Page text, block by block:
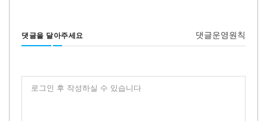
댓글을 달아주세요 댓글운영원칙
로그인 후 작성하실 수 있습니다